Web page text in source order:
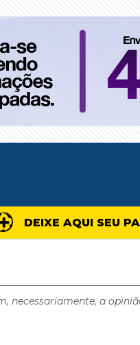
DEIXE AQUI SEU
necessariamente, a